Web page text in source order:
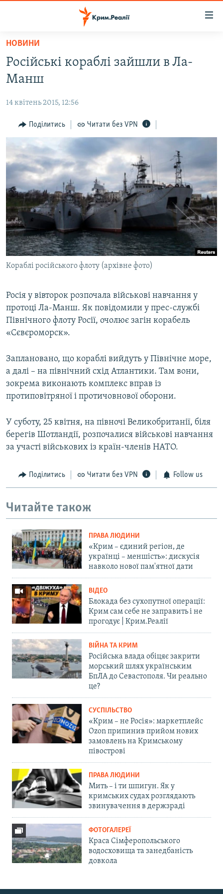
Перейти
основного
матеріалу
до
навігації
Перейти
пошуку
ПОЛІТИКА
БЛОГИ
ПОГЛЯД
ІНТЕРВ'Ю
ВСЕ ЗА ДЕНЬ
СПЕЦПРОЕКТИ
ДЕПОРТАЦІЯ
ВІДЕОУРОКИ «ELIFBE»
СВІДЧЕННЯ ОКУПАЦІЇ
УКРАЇНСЬКА ПРОБЛЕМА КРИМУ
ЯК ОБІЙТИ БЛОКУВАННЯ
Русский
Qırımtatar
Усі сайти RFE/RL
НОВИНИ
Російські кораблі зайшли в Ла-
Манш
14 квітень 2015, 12:56
Поділитись Читати без VPN
Кораблі російського флоту (архівне фото)
Росія у вівторок розпочала військові навчання у
протоці Ла-Манш. Як повідомили у прес-службі
Північного флоту Росії, очолює загін корабель
«Сєвєроморск».
Заплановано, що кораблі вийдуть у Північне море,
а далі – на північний схід Атлантики. Там вони,
зокрема виконають комплекс вправ із
протиповітряної і протичовнової оборони.
У суботу, 25 квітня, на півночі Великобританії, біля
берегів Шотландії, розпочалися військові навчання
за участі військових із країн-членів НАТО.
Поділитись Читати без VPN Follow us
Читайте також
ПРАВА ЛЮДИНИ
«Крим – єдиний регіон, де
українці – меншість»: дискусія
навколо нової пам'ятної дати
ВІДЕО
Блокада без сухопутної операції:
Крим сам себе не заправить і не
прогодує | Крим.Реалії
ВІЙНА ТА КРИМ
Російська влада обіцяє закрити
морський шлях українським
БпЛА до Севастополя. Чи реально
це?
СУСПІЛЬСТВО
«Крим – не Росія»: маркетплейс
Ozon припинив прийом нових
замовлень на Кримському
півострові
ПРАВА ЛЮДИНИ
Мить – і ти шпигун. Як у
кримських судах розглядають
звинувачення в держзраді
ФОТОГАЛЕРЕЇ
Краса Сімферопольського
водосховища та занедбаність
довкола